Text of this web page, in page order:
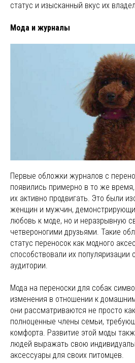
статус и изысканный вкус их
Мода и журналы
Первые обложки журналов с
появились примерно в то же
их активно продвигать. Это были
женщин и мужчин,
любовь к моде, но и неразрывную
четвероногими друзьями. Такие
статус переносок как модного
способствовали их популяризации
аудитории.
Мода на переноски для собак
изменения в отношении к
они рассматриваются не просто
полноценные члены семьи,
комфорта. Развитие этой моды
людей выражать свою
аксессуары для своих питомцев.